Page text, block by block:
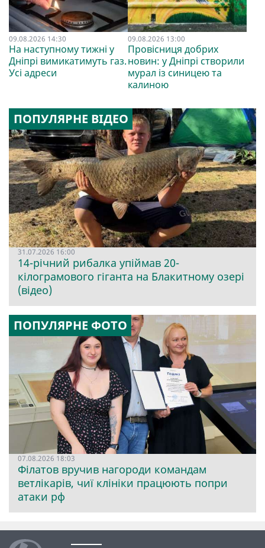
09.08.2026 14:30
На наступному тижні у
Дніпрі вимикатимуть газ.
Усі адреси
09.08.2026 13:00
Провісниця добрих
новин: у Дніпрі створили
мурал із синицею та
калиною
ПОПУЛЯРНЕ ВІДЕО
31.07.2026 16:00
14-річний рибалка упіймав 20-
кілограмового гіганта на Блакитному озері
(відео)
ПОПУЛЯРНЕ ФОТО
07.08.2026 18:03
Філатов вручив нагороди командам
ветлікарів, чиї клініки працюють попри
атаки рф